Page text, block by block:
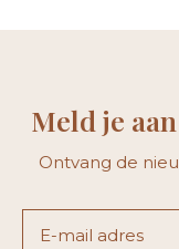
Meld je
Ontvang de